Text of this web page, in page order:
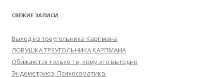
СВЕЖИЕ ЗАПИСИ
Выход из треугольника Карпмана
ЛОВУШКА ТРЕУГОЛЬНИКА КАРПМАНА
Обижаются только те, кому это выгодно
Эндометриоз. Психосоматика.